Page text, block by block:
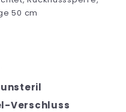
50 cm
Verschluss